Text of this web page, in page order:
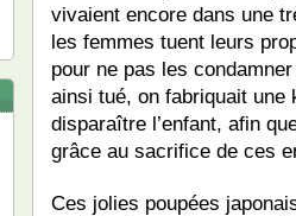
vivaient encore dans une
les femmes tuent leurs
pour ne pas les
ainsi tué, on fabriquait
disparaître l’enfant, afin
grâce au sacrifice de ces
Ces jolies poupées